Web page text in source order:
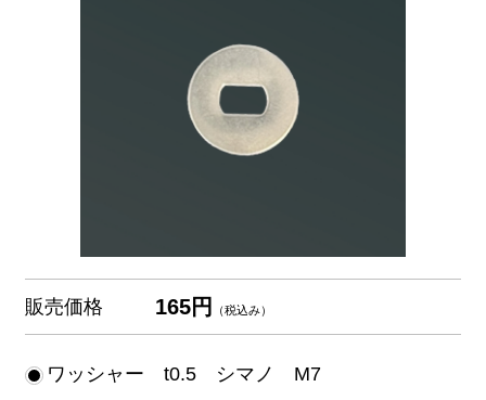
販売価格 165円 （税込み）
ワッシャー t0.5 シマノ M7